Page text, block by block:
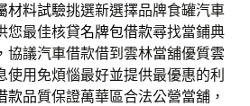
材料試驗挑選新選擇品牌食罐汽車
您最佳核貸名牌包借款尋找當鋪典
協議汽車借款借到雲林當舖優質雲
使用免煩惱最好並提供最優惠的利
款品質保證萬華區合法公營當舖，